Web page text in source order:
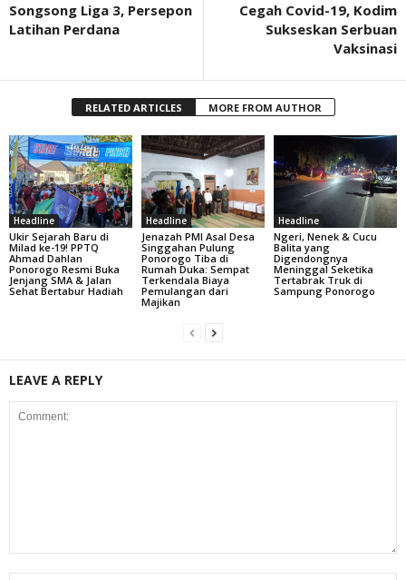
Songsong Liga 3, Persepon
Latihan Perdana
Cegah Covid-19, Kodim
Sukseskan Serbuan
Vaksinasi
RELATED ARTICLES MORE FROM AUTHOR
Headline
Ukir Sejarah Baru di
Milad ke-19! PPTQ
Ahmad Dahlan
Ponorogo Resmi Buka
Jenjang SMA & Jalan
Sehat Bertabur Hadiah
Headline
Jenazah PMI Asal Desa
Singgahan Pulung
Ponorogo Tiba di
Rumah Duka: Sempat
Terkendala Biaya
Pemulangan dari
Majikan
Headline
Ngeri, Nenek & Cucu
Balita yang
Digendongnya
Meninggal Seketika
Tertabrak Truk di
Sampung Ponorogo
LEAVE A REPLY